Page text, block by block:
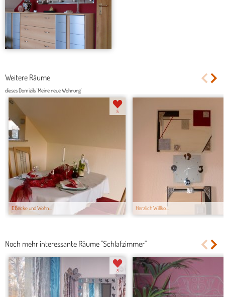
Weitere Räume
dieses Domizils 'Meine neue Wohnung'
Eßecke und Wohn...
5
Herzlich Willko...
Noch mehr interessante Räume "Schlafzimmer"
8